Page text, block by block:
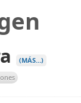
(MÁS…)